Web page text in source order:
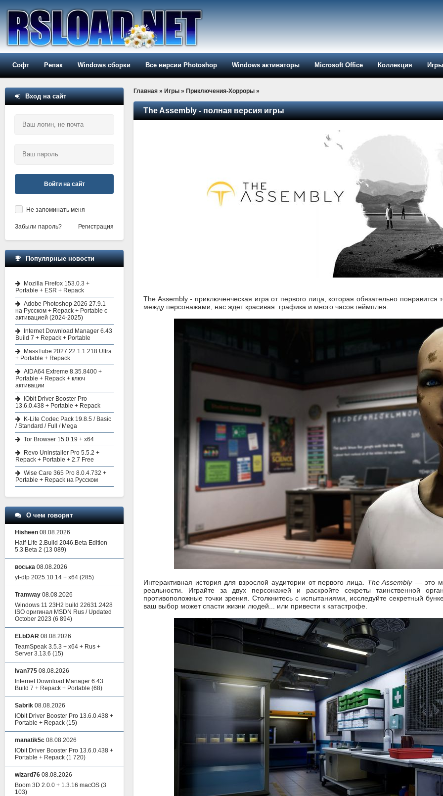
Софт Репак Windows сборки Все версии Photoshop Windows активаторы Microsoft Office Коллекция Игры
Главная » Игры » Приключения-Хорроры »
The Assembly - полная версия игры
The Assembly - приключенческая игра от первого лица, которая обязательно
между персонажами, нас ждет красивая графика и много часов геймплея.
Интерактивная история для взрослой аудитории от первого лица. The Assembly — это
реальности. Играйте за двух персонажей и раскройте секреты таинственной
противоположные точки зрения. Столкнитесь с испытаниями, исследуйте секретный
ваш выбор может спасти жизни людей... или привести к катастрофе.
Вход на сайт
Войти на сайт
Не запоминать меня
Забыли пароль? Регистрация
Популярные новости
Mozilla Firefox 153.0.3 +
Portable + ESR + Repack
Adobe Photoshop 2026 27.9.1
на Русском + Repack + Portable с
активацией (2024-2025)
Internet Download Manager 6.43
Build 7 + Repack + Portable
MassTube 2027 22.1.1.218 Ultra
+ Portable + Repack
AIDA64 Extreme 8.35.8400 +
Portable + Repack + ключ
активации
IObit Driver Booster Pro
13.6.0.438 + Portable + Repack
K-Lite Codec Pack 19.8.5 / Basic
/ Standard / Full / Mega
Tor Browser 15.0.19 + x64
Revo Uninstaller Pro 5.5.2 +
Repack + Portable + 2.7 Free
Wise Care 365 Pro 8.0.4.732 +
Portable + Repack на Русском
О чем говорят
Hisheen 08.08.2026
Half-Life 2.Build 2046.Beta Edition
5.3 Beta 2 (13 089)
воська 08.08.2026
yt-dlp 2025.10.14 + x64 (285)
Tramway 08.08.2026
Windows 11 23H2 build 22631.2428
ISO оригинал MSDN Rus / Updated
October 2023 (6 894)
ELbDAR 08.08.2026
TeamSpeak 3.5.3 + x64 + Rus +
Server 3.13.6 (15)
Ivan775 08.08.2026
Internet Download Manager 6.43
Build 7 + Repack + Portable (68)
Sabrik 08.08.2026
IObit Driver Booster Pro 13.6.0.438 +
Portable + Repack (15)
manatik5c 08.08.2026
IObit Driver Booster Pro 13.6.0.438 +
Portable + Repack (1 720)
wizard76 08.08.2026
Boom 3D 2.0.0 + 1.3.16 macOS (3
103)